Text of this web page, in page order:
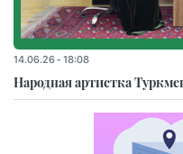
14.06.26 - 18:08
Народная артистка